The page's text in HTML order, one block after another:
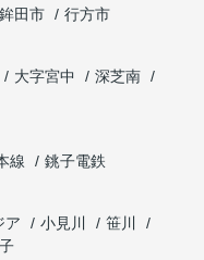
鉾田市
行方市
大字宮中
深芝南
線
銚子電鉄
ア 小見川
笹川